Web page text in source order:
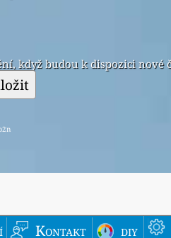
Kontakt diy
když budou k dispozici nové